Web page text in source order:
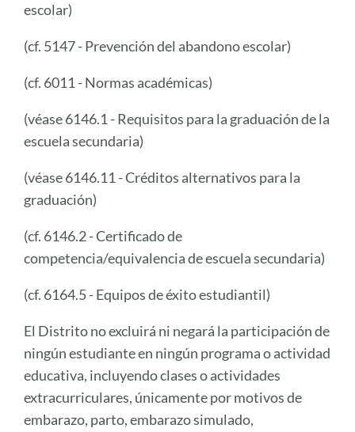
escolar)
(cf. 5147 - Prevención del abandono escolar)
(cf. 6011 - Normas académicas)
(véase 6146.1 - Requisitos para la graduación de la
escuela secundaria)
(véase 6146.11 - Créditos alternativos para la
graduación)
(cf. 6146.2 - Certificado de
competencia/equivalencia de escuela secundaria)
(cf. 6164.5 - Equipos de éxito estudiantil)
El Distrito no excluirá ni negará la participación de
ningún estudiante en ningún programa o actividad
educativa, incluyendo clases o actividades
extracurriculares, únicamente por motivos de
embarazo, parto, embarazo simulado,